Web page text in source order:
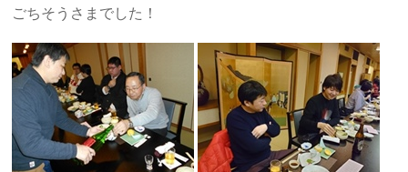
ごちそうさまでした！